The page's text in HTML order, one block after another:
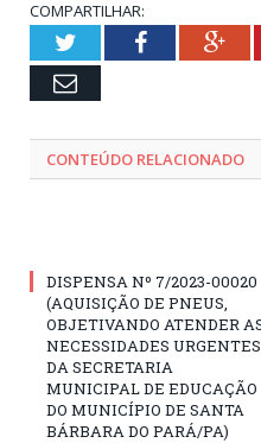
COMPARTILHAR:
TwitterFacebook
Email
CONTEÚDO RELACIONADO
DISPENSA Nº 7/2023-00020
(AQUISIÇÃO DE PNEUS,
OBJETIVANDO ATENDER
NECESSIDADES URGENTES
DA SECRETARIA
MUNICIPAL DE EDUCAÇÃO
DO MUNICÍPIO DE SANTA
BÁRBARA DO PARÁ/PA)